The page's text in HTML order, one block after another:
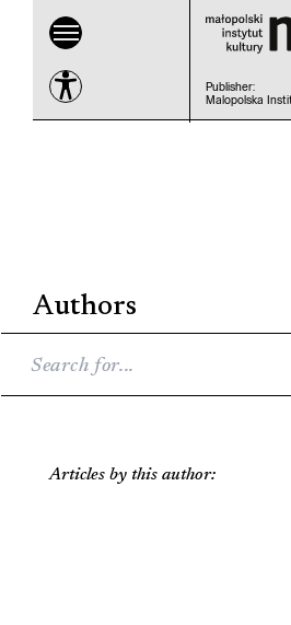
Publisher:
Malopolska
Authors
Articles by this author: